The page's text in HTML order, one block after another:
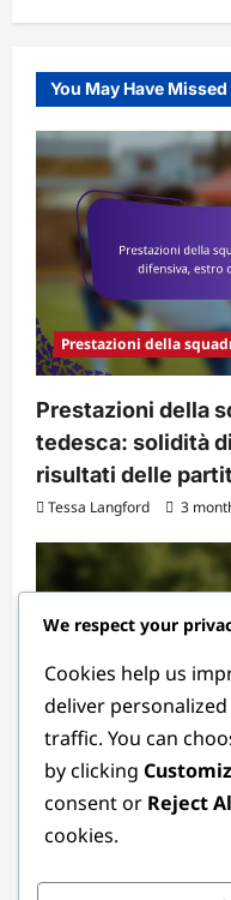
You May Have Missed
Prestazioni della
Prestazioni della
tedesca: solidità
risultati delle
Tessa Langford 3
Analisi della
Cambiamenti
We respect your
Cookies help us
deliver
traffic. You can
by clicking
consent or Reject
cookies.